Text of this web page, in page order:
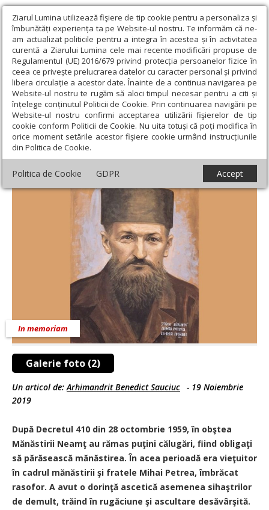
Ziarul Lumina utilizează fişiere de tip cookie pentru a personaliza și
îmbunătăți experiența ta pe Website-ul nostru. Te informăm că ne-
am actualizat politicile pentru a integra în acestea și în activitatea
curentă a Ziarului Lumina cele mai recente modificări propuse de
Regulamentul (UE) 2016/679 privind protecția persoanelor fizice în
ceea ce privește prelucrarea datelor cu caracter personal și privind
libera circulație a acestor date. Înainte de a continua navigarea pe
Website-ul nostru te rugăm să aloci timpul necesar pentru a citi și
înțelege conținutul Politicii de Cookie. Prin continuarea navigării pe
Website-ul nostru confirmi acceptarea utilizării fişierelor de tip
cookie conform Politicii de Cookie. Nu uita totuși că poți modifica în
orice moment setările acestor fişiere cookie urmând instrucțiunile
din Politica de Cookie.
Politica de Cookie GDPR Accept
Ziarul Lumina › Actualitate religioasă › In memoriam › Cuviosul
„Taica părintele Mihai”, pildă de smerenie şi ascultare monahală
Cuviosul „Taica părintele Mihai”, pildă de
smerenie şi ascultare monahală
Galerie foto (2)
In memoriam
Un articol de: Arhimandrit Benedict Sauciuc - 19 Noiembrie
2019
După Decretul 410 din 28 octombrie 1959, în obştea
Mănăstirii Neamţ au rămas puţini călugări, fiind obligaţi
să părăsească mănăstirea. În acea perioadă era vieţuitor
în cadrul mănăstirii şi fratele Mihai Petrea, îmbrăcat
rasofor. A avut o dorinţă ascetică asemenea sihaştrilor
de demult, trăind în rugăciune şi ascultare desăvârşită.